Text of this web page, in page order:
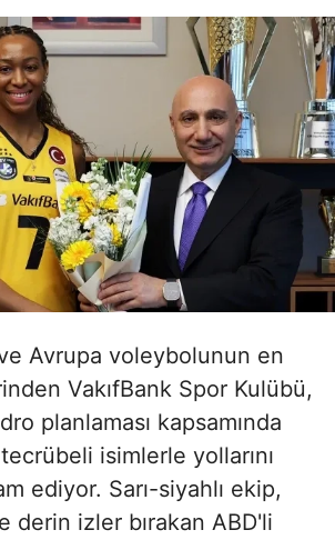
Avrupa voleybolunun en
VakıfBank Spor Kulübü,
planlaması kapsamında
isimlerle yollarını
ediyor. Sarı-siyahlı ekip,
derin izler bırakan ABD'li